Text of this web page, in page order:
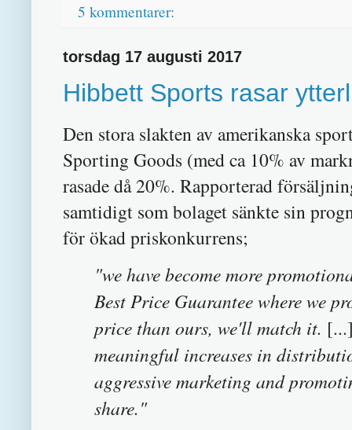
5 kommentarer:
torsdag 17 augusti 2017
Hibbett Sports rasar
Den stora slakten av amerikanska
Sporting Goods (med ca 10% av
rasade då 20%. Rapporterad
samtidigt som bolaget sänkte sin
för ökad priskonkurrens;
"we have become more
Best Price Guarantee where we
price than ours, we'll match it.
meaningful increases in
aggressive marketing and
share."